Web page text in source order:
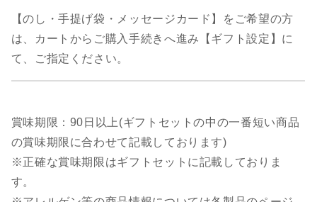
【のし・手提げ袋・メッセージカード】をご希望の方
は、カートからご購入手続きへ進み【ギフト設定】に
て、ご指定ください。
賞味期限：90日以上(ギフトセットの中の一番短い商品
の賞味期限に合わせて記載しております)
※正確な賞味期限はギフトセットに記載しておりま
す。